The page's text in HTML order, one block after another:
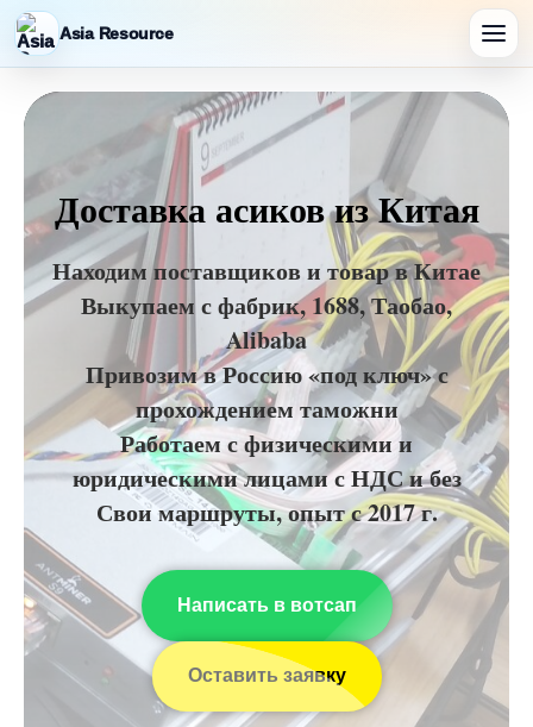
Asia Resource
Доставка асиков из Китая
Находим поставщиков и товар в Китае
Выкупаем с фабрик, 1688, Таобао,
Alibaba
Привозим в Россию «под ключ» с
прохождением таможни
Работаем с физическими и
юридическими лицами с НДС и без
Свои маршруты, опыт с 2017 г.
Написать в вотсап
Оставить заявку